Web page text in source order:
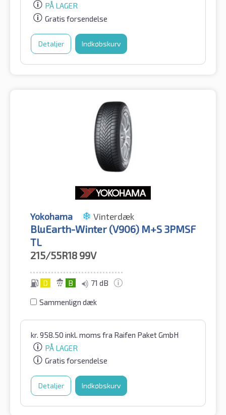
PÅ LAGER
Gratis forsendelse
Detaljer Indkøbskurv
Yokohama Vinterdæk
BluEarth-Winter (V906) M+S 3PMSF
TL
215/55R18 99V
D B 71 dB
Sammenlign dæk
kr. 958.50 inkl. moms fra Raifen Paket GmbH
PÅ LAGER
Gratis forsendelse
Detaljer Indkøbskurv